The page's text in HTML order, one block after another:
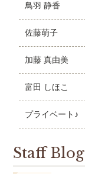
鳥羽 静香
佐藤萌子
加藤 真由美
富田 しほこ
プライベート♪
Staff Blog